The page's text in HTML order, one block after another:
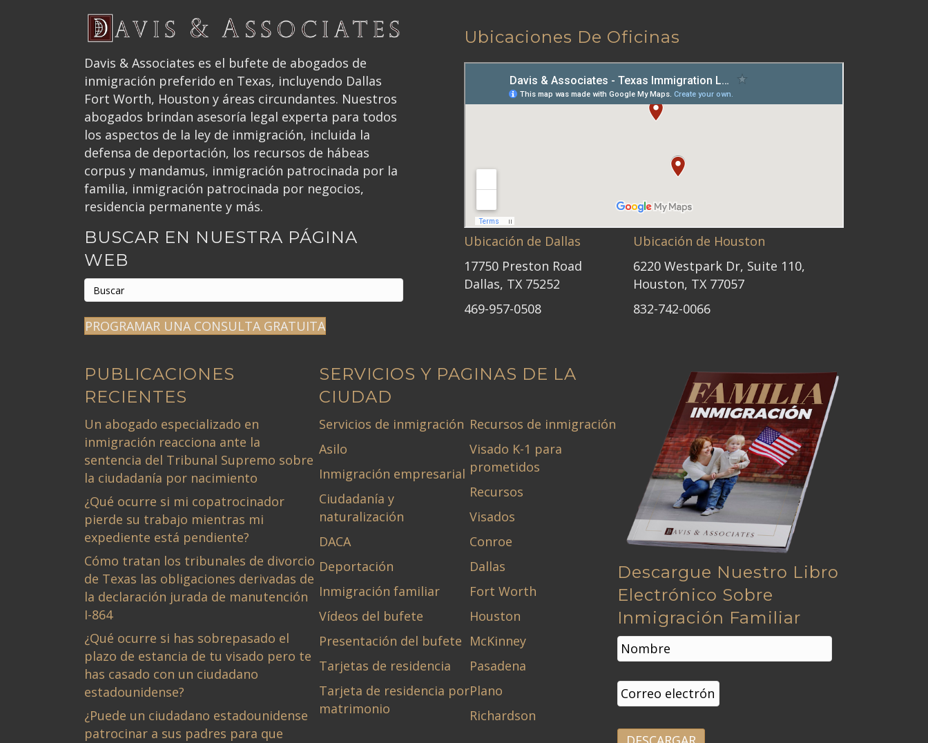
n
a
t
i
v
e
:
Davis & Associates es el bufete de abogados de
inmigración preferido en Texas, incluyendo Dallas
Fort Worth, Houston y áreas circundantes. Nuestros
abogados brindan asesoría legal experta para todos
los aspectos de la ley de inmigración, incluida la
defensa de deportación, los recursos de hábeas
corpus y mandamus, inmigración patrocinada por la
familia, inmigración patrocinada por negocios,
residencia permanente y más.
BUSCAR EN NUESTRA PÁGINA
WEB
PROGRAMAR UNA CONSULTA GRATUITA
Ubicaciones De Oficinas
Ubicación de Dallas
17750 Preston Road
Dallas, TX 75252
469-957-0508
Ubicación de Houston
6220 Westpark Dr, Suite 110,
Houston, TX 77057
832-742-0066
PUBLICACIONES
RECIENTES
Un abogado especializado en
inmigración reacciona ante la
sentencia del Tribunal Supremo sobre
la ciudadanía por nacimiento
¿Qué ocurre si mi copatrocinador
pierde su trabajo mientras mi
expediente está pendiente?
Cómo tratan los tribunales de divorcio
de Texas las obligaciones derivadas de
la declaración jurada de manutención
I-864
¿Qué ocurre si has sobrepasado el
plazo de estancia de tu visado pero te
has casado con un ciudadano
estadounidense?
¿Puede un ciudadano estadounidense
patrocinar a sus padres para que
SERVICIOS Y PAGINAS DE LA
CIUDAD
Servicios de inmigración
Asilo
Inmigración empresarial
Ciudadanía y
naturalización
DACA
Deportación
Inmigración familiar
Vídeos del bufete
Presentación del bufete
Tarjetas de residencia
Tarjeta de residencia por
matrimonio
Recursos de inmigración
Visado K-1 para
prometidos
Recursos
Visados
Conroe
Dallas
Fort Worth
Houston
McKinney
Pasadena
Plano
Richardson
Descargue Nuestro Libro
Electrónico Sobre
Inmigración Familiar
N
o
m
b
r
*
Nombre
C
o